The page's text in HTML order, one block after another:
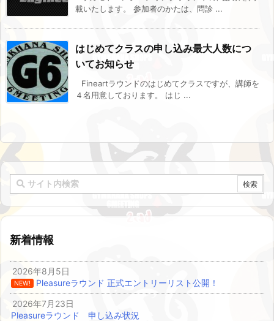
載いたします。 参加者のかたは、問診 ...
はじめてクラスの申し込み最大人数につ
いてお知らせ
Fineartラウンドのはじめてクラスですが、講師を
４名用意しております。 はじ ...
新着情報
2026年8月5日
NEW!
Pleasureラウンド 正式エントリーリスト公開！
2026年7月23日
Pleasureラウンド 申し込み状況